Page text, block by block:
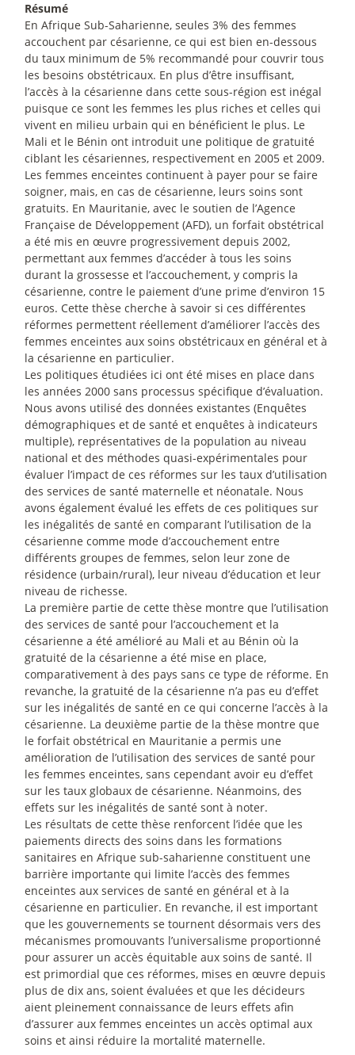
Résumé
En Afrique Sub-Saharienne, seules 3% des femmes
accouchent par césarienne, ce qui est bien en-dessous
du taux minimum de 5% recommandé pour couvrir tous
les besoins obstétricaux. En plus d’être insuffisant,
l’accès à la césarienne dans cette sous-région est inégal
puisque ce sont les femmes les plus riches et celles qui
vivent en milieu urbain qui en bénéficient le plus. Le
Mali et le Bénin ont introduit une politique de gratuité
ciblant les césariennes, respectivement en 2005 et 2009.
Les femmes enceintes continuent à payer pour se faire
soigner, mais, en cas de césarienne, leurs soins sont
gratuits. En Mauritanie, avec le soutien de l’Agence
Française de Développement (AFD), un forfait obstétrical
a été mis en œuvre progressivement depuis 2002,
permettant aux femmes d’accéder à tous les soins
durant la grossesse et l’accouchement, y compris la
césarienne, contre le paiement d’une prime d’environ 15
euros. Cette thèse cherche à savoir si ces différentes
réformes permettent réellement d’améliorer l’accès des
femmes enceintes aux soins obstétricaux en général et à
la césarienne en particulier.
Les politiques étudiées ici ont été mises en place dans
les années 2000 sans processus spécifique d’évaluation.
Nous avons utilisé des données existantes (Enquêtes
démographiques et de santé et enquêtes à indicateurs
multiple), représentatives de la population au niveau
national et des méthodes quasi-expérimentales pour
évaluer l’impact de ces réformes sur les taux d’utilisation
des services de santé maternelle et néonatale. Nous
avons également évalué les effets de ces politiques sur
les inégalités de santé en comparant l’utilisation de la
césarienne comme mode d’accouchement entre
différents groupes de femmes, selon leur zone de
résidence (urbain/rural), leur niveau d’éducation et leur
niveau de richesse.
La première partie de cette thèse montre que l’utilisation
des services de santé pour l’accouchement et la
césarienne a été amélioré au Mali et au Bénin où la
gratuité de la césarienne a été mise en place,
comparativement à des pays sans ce type de réforme. En
revanche, la gratuité de la césarienne n’a pas eu d’effet
sur les inégalités de santé en ce qui concerne l’accès à la
césarienne. La deuxième partie de la thèse montre que
le forfait obstétrical en Mauritanie a permis une
amélioration de l’utilisation des services de santé pour
les femmes enceintes, sans cependant avoir eu d’effet
sur les taux globaux de césarienne. Néanmoins, des
effets sur les inégalités de santé sont à noter.
Les résultats de cette thèse renforcent l’idée que les
paiements directs des soins dans les formations
sanitaires en Afrique sub-saharienne constituent une
barrière importante qui limite l’accès des femmes
enceintes aux services de santé en général et à la
césarienne en particulier. En revanche, il est important
que les gouvernements se tournent désormais vers des
mécanismes promouvants l’universalisme proportionné
pour assurer un accès équitable aux soins de santé. Il
est primordial que ces réformes, mises en œuvre depuis
plus de dix ans, soient évaluées et que les décideurs
aient pleinement connaissance de leurs effets afin
d’assurer aux femmes enceintes un accès optimal aux
soins et ainsi réduire la mortalité maternelle.